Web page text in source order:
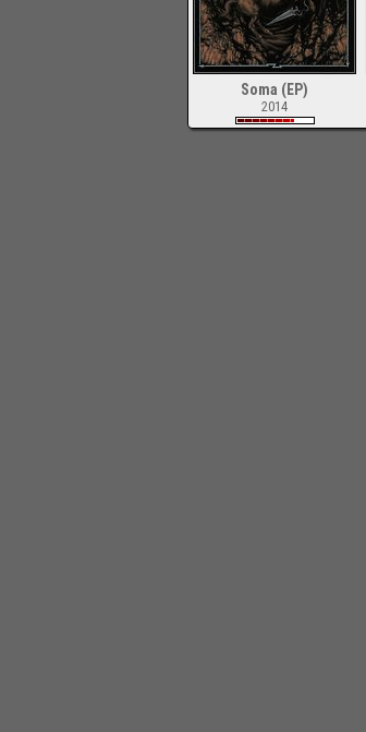
Soma (EP)
2014